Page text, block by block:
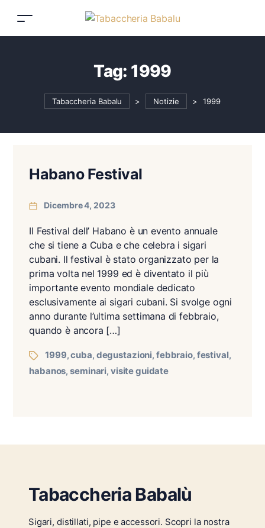
Tag: 1999
Tabaccheria Babalu > Notizie > 1999
Habano Festival
Dicembre 4, 2023
Il Festival dell’ Habano è un evento annuale
che si tiene a Cuba e che celebra i sigari
cubani. Il festival è stato organizzato per la
prima volta nel 1999 ed è diventato il più
importante evento mondiale dedicato
esclusivamente ai sigari cubani. Si svolge ogni
anno durante l’ultima settimana di febbraio,
quando è ancora […]
1999,cuba, degustazioni, febbraio, festival,
habanos,seminari, visite guidate
Tabaccheria Babalù
Sigari, distillati, pipe e accessori. Scopri la nostra